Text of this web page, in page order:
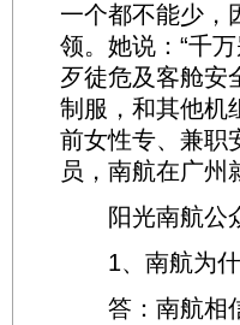
一个都不能少，
领。她说：“千
歹徒危及客舱安
制服，和其他机
前女性专、兼职
员，南航在广州
阳光南航公众
1、南航为什
答：南航相信